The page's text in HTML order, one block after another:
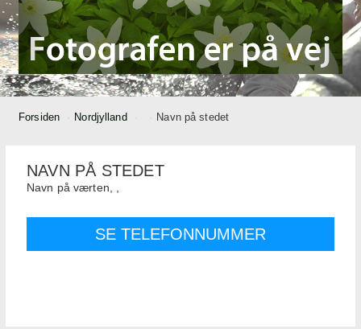
Forsiden Nordjylland Navn på stedet
NAVN PÅ STEDET
Navn på værten,
SE TELEFONNUMMER